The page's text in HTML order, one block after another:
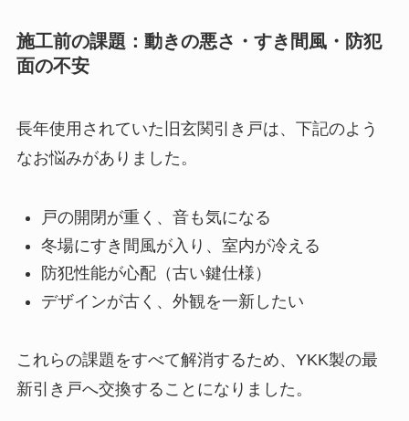
施工前の課題：動きの悪さ・すき間風・防犯
面の不安
長年使用されていた旧玄関引き戸は、下記のよう
なお悩みがありました。
戸の開閉が重く、音も気になる
冬場にすき間風が入り、室内が冷える
防犯性能が心配（古い鍵仕様）
デザインが古く、外観を一新したい
これらの課題をすべて解消するため、YKK製の最
新引き戸へ交換することになりました。